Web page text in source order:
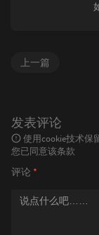
上一篇
发表评论
使用cookie技术保
您已同意该条款
评论 *